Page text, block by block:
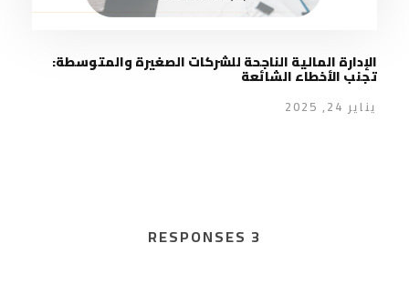
الإدارة المالية الناجحة للشركات الصغيرة والمتوسطة:
تجنب الأخطاء الشائعة
يناير 24, 2025
3 RESPONSES